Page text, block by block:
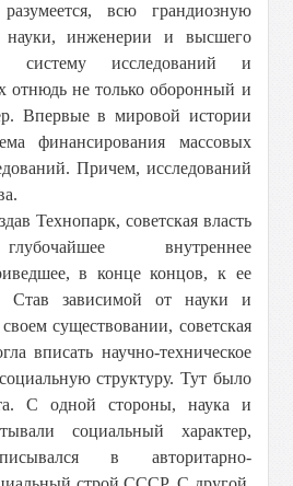
всю грандиозную
науки, инженерии и высшего
систему исследований и
отнюдь не только оборонный и
Впервые в мировой истории
финансирования массовых
Причем, исследований
Технопарк, советская власть
внутреннее
в конце концов, к ее
Став зависимой от науки и
существовании, советская
вписать научно-техническое
структуру. Тут было
С одной стороны, наука и
социальный характер,
в авторитарно-